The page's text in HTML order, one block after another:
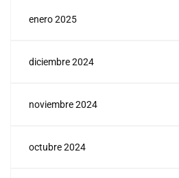
enero 2025
diciembre 2024
noviembre 2024
octubre 2024